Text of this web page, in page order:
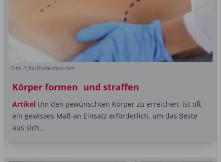
Foto: H_Ko/Shutterstock.com
Körper formen und straffen
Artikel Um den gewünschten Körper zu erreichen, ist oft
ein gewisses Maß an Einsatz erforderlich, um das Beste
aus sich...